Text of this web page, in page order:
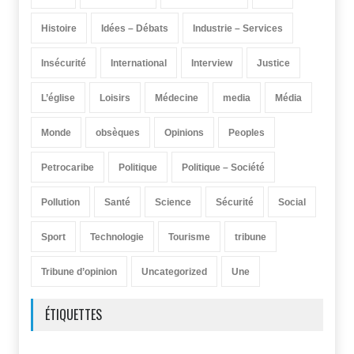
Histoire Idées – Débats Industrie – Services
Insécurité International Interview Justice
L’église Loisirs Médecine media Média
Monde obsèques Opinions Peoples
Petrocaribe Politique Politique – Société
Pollution Santé Science Sécurité Social
Sport Technologie Tourisme tribune
Tribune d’opinion Uncategorized Une
ÉTIQUETTES